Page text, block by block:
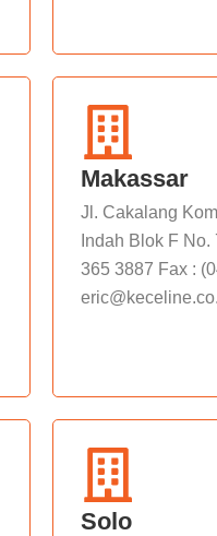
Makassar
Jl. Cakalang
Indah Blok F
365 3887 Fax :
Solo